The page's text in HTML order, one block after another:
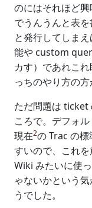
のにはそれほど
でうんうんと表
と発行してしま
能や custom
カす）であれこ
っちのやり方の方
ただ問題は ticket
ころで。デフォ
現在2の Trac の
すいので、これ
Wiki みたいに使
ゃないかという
うでした。